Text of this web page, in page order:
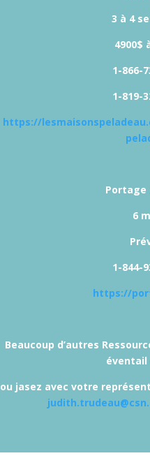
3 à 4
4900$
1-866-
1-819-
https://
6
1-844-
https://
Beaucoup d’autres
éventail
ou jasez avec votre